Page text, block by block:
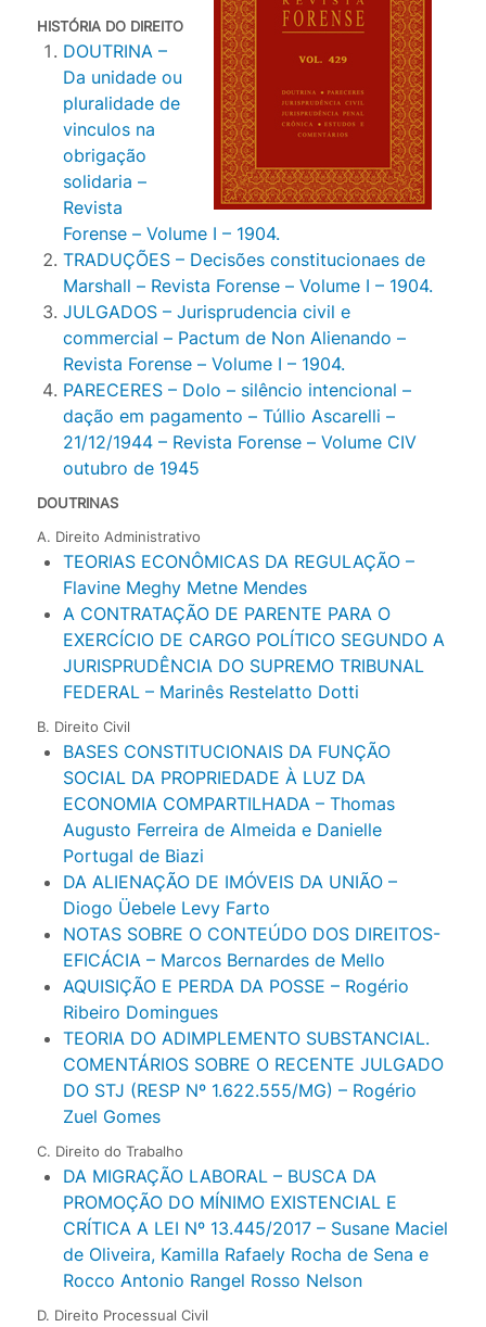
HISTÓRIA DO DIREITO
DOUTRINA –
Da unidade ou
pluralidade de
vinculos na
obrigação
solidaria –
Revista
Forense – Volume I – 1904.
TRADUÇÕES – Decisões constitucionaes de
Marshall – Revista Forense – Volume I – 1904.
JULGADOS – Jurisprudencia civil e
commercial – Pactum de Non Alienando –
Revista Forense – Volume I – 1904.
PARECERES – Dolo – silêncio intencional –
dação em pagamento – Túllio Ascarelli –
21/12/1944 – Revista Forense – Volume CIV
outubro de 1945
DOUTRINAS
A. Direito Administrativo
TEORIAS ECONÔMICAS DA REGULAÇÃO –
Flavine Meghy Metne Mendes
A CONTRATAÇÃO DE PARENTE PARA O
EXERCÍCIO DE CARGO POLÍTICO SEGUNDO A
JURISPRUDÊNCIA DO SUPREMO TRIBUNAL
FEDERAL – Marinês Restelatto Dotti
B. Direito Civil
BASES CONSTITUCIONAIS DA FUNÇÃO
SOCIAL DA PROPRIEDADE À LUZ DA
ECONOMIA COMPARTILHADA – Thomas
Augusto Ferreira de Almeida e Danielle
Portugal de Biazi
DA ALIENAÇÃO DE IMÓVEIS DA UNIÃO –
Diogo Üebele Levy Farto
NOTAS SOBRE O CONTEÚDO DOS DIREITOS-
EFICÁCIA – Marcos Bernardes de Mello
AQUISIÇÃO E PERDA DA POSSE – Rogério
Ribeiro Domingues
TEORIA DO ADIMPLEMENTO SUBSTANCIAL.
COMENTÁRIOS SOBRE O RECENTE JULGADO
DO STJ (RESP Nº 1.622.555/MG) – Rogério
Zuel Gomes
C. Direito do Trabalho
DA MIGRAÇÃO LABORAL – BUSCA DA
PROMOÇÃO DO MÍNIMO EXISTENCIAL E
CRÍTICA A LEI Nº 13.445/2017 – Susane Maciel
de Oliveira, Kamilla Rafaely Rocha de Sena e
Rocco Antonio Rangel Rosso Nelson
D. Direito Processual Civil